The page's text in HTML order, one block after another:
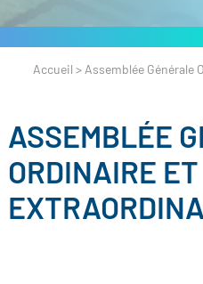
Accueil > Assemblée Générale
ASSEMBLÉE
ORDINAIRE ET